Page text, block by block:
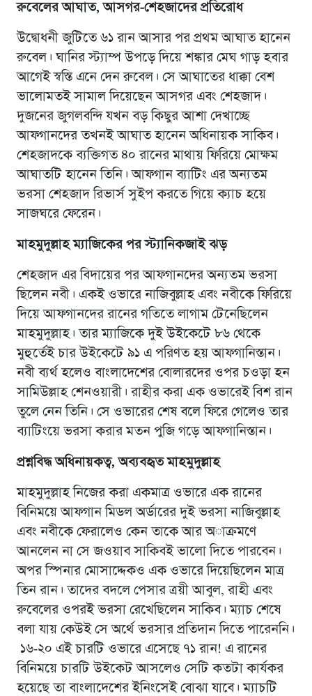
রুবেলের আঘাত, আসগর-শেহজাদের প্রতিরোধ
উদ্বোধনী জুটিতে ৬১ রান আসার পর প্রথম আঘাত হানেন
রুবেল। ঘানির স্ট্যাম্প উপড়ে দিয়ে শঙ্কার মেঘ গাড় হবার
আগেই স্বস্তি এনে দেন রুবেল। সে আঘাতের ধাক্কা বেশ
ভালোমতই সামাল দিয়েছেন আসগর এবং শেহজাদ।
দুজনের জুগলবন্দি যখন বড় কিছুর আশা দেখাচ্ছে
আফগানদের তখনই আঘাত হানেন অধিনায়ক সাকিব।
শেহজাদকে ব্যক্তিগত ৪০ রানের মাথায় ফিরিয়ে মোক্ষম
আঘাতটি হানেন তিনি। আফগান ব্যাটিং এর অন্যতম
ভরসা শেহজাদ রিভার্স সুইপ করতে গিয়ে ক্যাচ হয়ে
সাজঘরে ফেরেন।
মাহমুদুল্লাহ ম্যাজিকের পর স্ট্যানিকজাই ঝড়
শেহজাদ এর বিদায়ের পর আফগানদের অন্যতম ভরসা
ছিলেন নবী। একই ওভারে নাজিবুল্লাহ এবং নবীকে ফিরিয়ে
দিয়ে আফগানদের রানের গতিতে লাগাম টেনেছিলেন
মাহমুদুল্লাহ। তার ম্যাজিকে দুই উইকেটে ৮৬ থেকে
মুহুর্তেই চার উইকেটে ৯১ এ পরিণত হয় আফগানিস্তান।
নবী ব্যর্থ হলেও বাংলাদেশের বোলারদের ওপর চওড়া হন
সামিউল্লাহ শেনওয়ারী। রাহীর করা এক ওভারেই বিশ রান
তুলে নেন তিনি। সে ওভারের শেষ বলে ফিরে গেলেও তার
ব্যাটিংয়ে ভরসা করার মতন পুজি গড়ে আফগানিস্তান।
প্রশ্নবিদ্ধ অধিনায়কত্ব, অব্যবহৃত মাহমুদুল্লাহ
মাহমুদুল্লাহ নিজের করা একমাত্র ওভারে এক রানের
বিনিময়ে আফগান মিডল অর্ডারের দুই ভরসা নাজিবুল্লাহ
এবং নবীকে ফেরালেও কেন তাকে আর অাক্রমণে
আনলেন না সে জওয়াব সাকিবই ভালো দিতে পারবেন।
অপর স্পিনার মোসাদ্দেকও এক ওভারে দিয়েছিলেন মাত্র
তিন রান। তাদের বদলে পেসার ত্রয়ী আবুল, রাহী এবং
রুবেলের ওপরই ভরসা রেখেছিলেন সাকিব। ম্যাচ শেষে
বলা যায় কেউই সে অর্থে ভরসার প্রতিদান দিতে পারেননি।
১৬-২০ এই চারটি ওভারে এসেছে ৭১ রান! এ রানের
বিনিময়ে চারটি উইকেট আসলেও সেটি কতটা কার্যকর
হয়েছে তা বাংলাদেশের ইনিংসেই বোঝা যাবে। ম্যাচটি